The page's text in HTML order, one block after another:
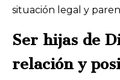
situación legal y
Ser hijas de
relación y